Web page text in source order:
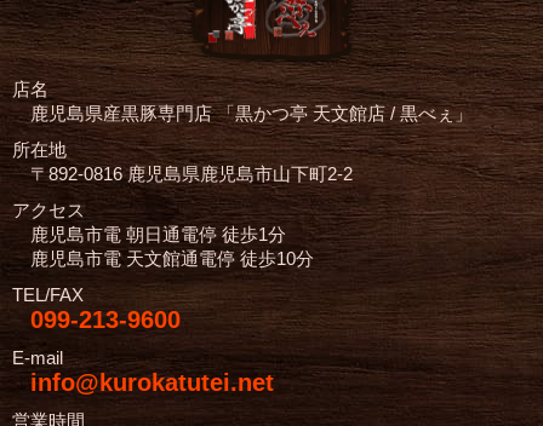
店名
鹿児島県産黒豚専門店「黒かつ亭 天文館店 / 黒べぇ」
所在地
〒892-0816 鹿児島県鹿児島市山下町2-2
アクセス
鹿児島市電 朝日通電停 徒歩1分
鹿児島市電 天文館通電停 徒歩10分
TEL/FAX
099-213-9600
E-mail
info@kurokatutei.net
営業時間